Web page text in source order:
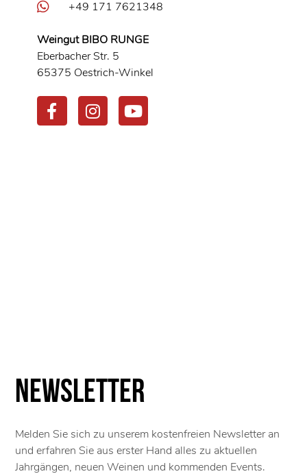
+49 171 7621348
Weingut BIBO RUNGE
Eberbacher Str. 5
65375 Oestrich-Winkel
Newsletter
Melden Sie sich zu unserem kostenfreien Newsletter an
und erfahren Sie aus erster Hand alles zu aktuellen
Jahrgängen, neuen Weinen und kommenden Events.